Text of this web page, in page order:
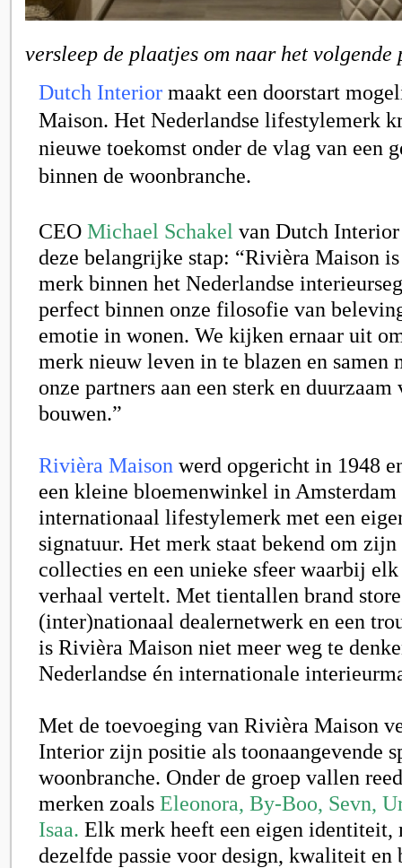
versleep de plaatjes om naar het
Dutch Interior maakt een doorstart
Maison. Het Nederlandse lifestylemerk
nieuwe toekomst onder de vlag van een
binnen de woonbranche.
CEO Michael Schakel van Dutch
deze belangrijke stap: “Rivièra Maison
merk binnen het Nederlandse
perfect binnen onze filosofie van
emotie in wonen. We kijken ernaar uit
merk nieuw leven in te blazen en samen
onze partners aan een sterk en
bouwen.”
Rivièra Maison werd opgericht in 1948
een kleine bloemenwinkel in Amsterdam
internationaal lifestylemerk met een
signatuur. Het merk staat bekend om
collecties en een unieke sfeer waarbij
verhaal vertelt. Met tientallen brand
(inter)nationaal dealernetwerk en een
is Rivièra Maison niet meer weg te
Nederlandse én internationale
Met de toevoeging van Rivièra Maison
Interior zijn positie als toonaangevende
woonbranche. Onder de groep vallen
merken zoals Eleonora, By-Boo, Sevn,
Isaa. Elk merk heeft een eigen identiteit,
dezelfde passie voor design, kwaliteit en